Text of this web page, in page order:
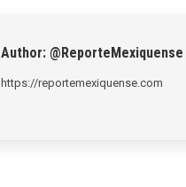
Author: @ReporteMexiquense
https://reportemexiquense.com